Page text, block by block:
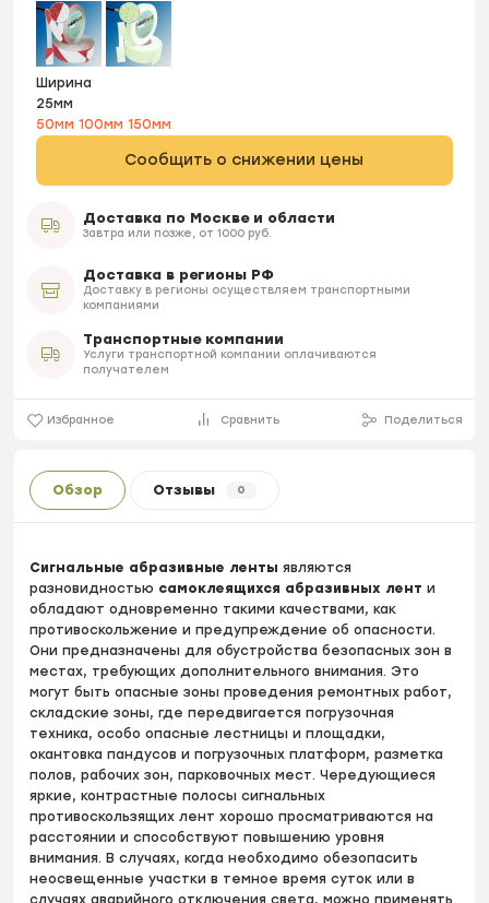
Ширина
25мм
50мм100мм150мм
Сообщить о снижении цены
Доставка по Москве и области
Завтра или позже, от 1000 руб.
Доставка в регионы РФ
Доставку в регионы осуществляем транспортными
компаниями
Транспортные компании
Услуги транспортной компании оплачиваются
получателем
Избранное Сравнить Поделиться
Обзор Отзывы 0
Сигнальные абразивные лентыявляются
разновидностью самоклеящихся абразивных лент и
обладают одновременно такими качествами, как
противоскольжение и предупреждение об опасности.
Они предназначены для обустройства безопасных зон в
местах, требующих дополнительного внимания. Это
могут быть опасные зоны проведения ремонтных работ,
складские зоны, где передвигается погрузочная
техника, особо опасные лестницы и площадки,
окантовка пандусов и погрузочных платформ, разметка
полов, рабочих зон, парковочных мест. Чередующиеся
яркие, контрастные полосы сигнальных
противоскользящих лент хорошо просматриваются на
расстоянии и способствуют повышению уровня
внимания. В случаях, когда необходимо обезопасить
неосвещенные участки в темное время суток или в
случаях аварийного отключения света, можно применять